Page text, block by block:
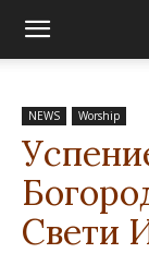
NEWS Worship
Свети